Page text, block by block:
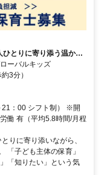
とりに寄り添う温かな
どもも保護者も笑顔で
ーバルキッズ
約3分）
21：00 シフト制） ※開
働 有（平均5.8時間/月程
りに寄り添いながら、
「子ども主体の保育」
「知りたい」という気